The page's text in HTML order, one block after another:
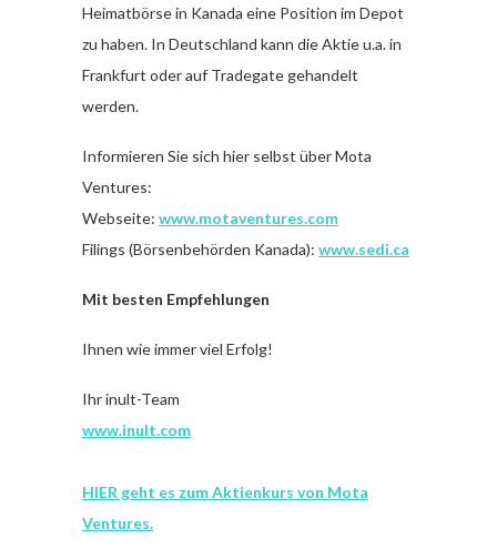
Heimatbörse in Kanada eine Position im Depot
zu haben. In Deutschland kann die Aktie u.a. in
Frankfurt oder auf Tradegate gehandelt
werden.
Informieren Sie sich hier selbst über Mota
Ventures:
Webseite: www.motaventures.com
Filings (Börsenbehörden Kanada): www.sedi.ca
Mit besten Empfehlungen
Ihnen wie immer viel Erfolg!
Ihr inult-Team
www.inult.com
HIER geht es zum Aktienkurs von Mota
Ventures.